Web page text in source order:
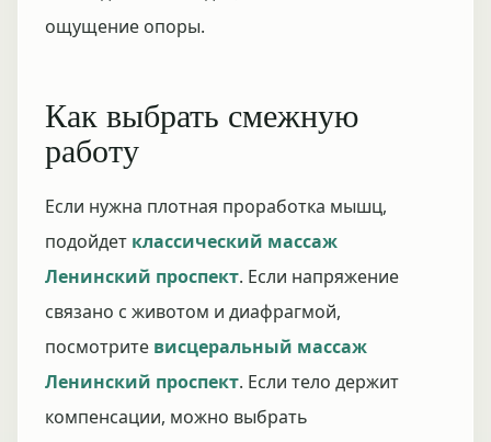
ощущение опоры.
Как выбрать смежную
работу
Если нужна плотная проработка мышц,
подойдет классический массаж
Ленинский проспект. Если напряжение
связано с животом и диафрагмой,
посмотрите висцеральный массаж
Ленинский проспект. Если тело держит
компенсации, можно выбрать